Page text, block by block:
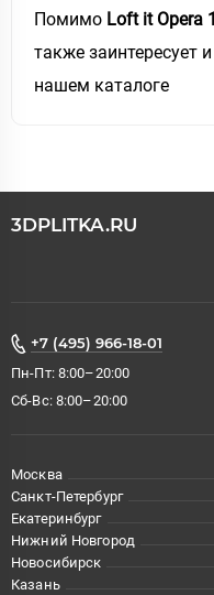
Помимо Loft it Opera
также заинтересует и
нашем каталоге
3DPLITKA.RU
+7 (495) 966-18-01
Пн-Пт: 8:00–20:00
Сб-Вс: 8:00–20:00
Москва
Санкт-Петербург
Екатеринбург
Нижний Новгород
Новосибирск
Казань